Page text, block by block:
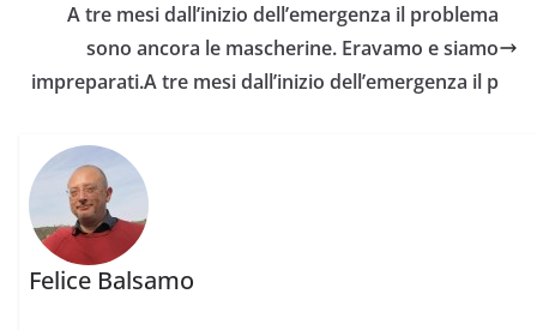
A tre mesi dall’inizio dell’emergenza il problema
sono ancora le mascherine. Eravamo e siamo
impreparati.A tre mesi dall’inizio dell’emergenza il p
Felice Balsamo